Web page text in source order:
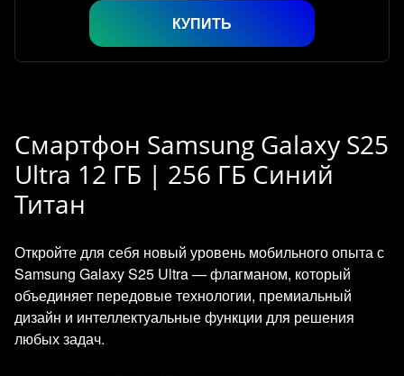
КУПИТЬ
Смартфон Samsung Galaxy S25
Ultra 12 ГБ | 256 ГБ Синий
Титан
Откройте для себя новый уровень мобильного опыта с
Samsung Galaxy S25 Ultra — флагманом, который
объединяет передовые технологии, премиальный
дизайн и интеллектуальные функции для решения
любых задач.